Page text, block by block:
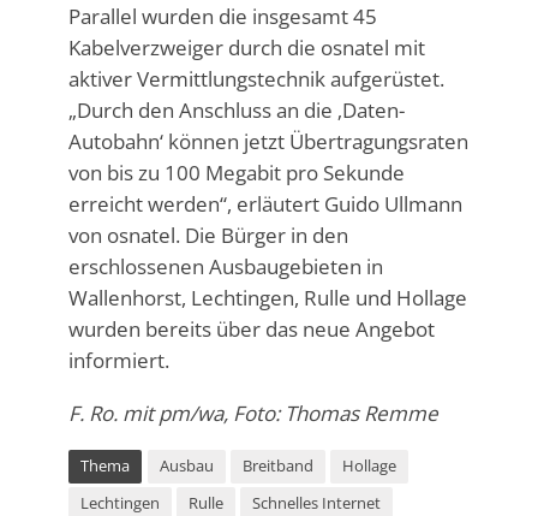
Parallel wurden die insgesamt 45
Kabelverzweiger durch die osnatel mit
aktiver Vermittlungstechnik aufgerüstet.
„Durch den Anschluss an die ‚Daten-
Autobahn‘ können jetzt Übertragungsraten
von bis zu 100 Megabit pro Sekunde
erreicht werden“, erläutert Guido Ullmann
von osnatel. Die Bürger in den
erschlossenen Ausbaugebieten in
Wallenhorst, Lechtingen, Rulle und Hollage
wurden bereits über das neue Angebot
informiert.
F. Ro. mit pm/wa, Foto: Thomas Remme
Thema Ausbau Breitband
Hollage
Lechtingen
Rulle Schnelles Internet